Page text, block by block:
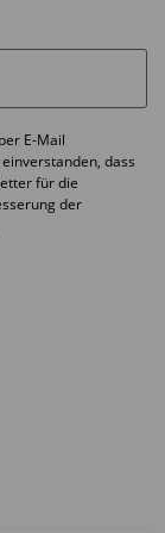
E-Mail
dass
für die
der